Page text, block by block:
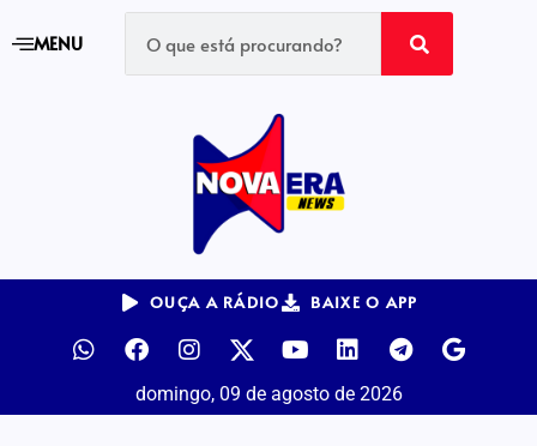
MENU
OUÇA A RÁDIO BAIXE O APP
domingo, 09 de agosto de 2026